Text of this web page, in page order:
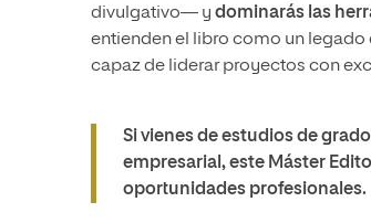
divulgativo— y dominarás las
entienden el libro como un legado
capaz de liderar proyectos con
Si vienes de estudios de
empresarial, este Máster
oportunidades profesionales.